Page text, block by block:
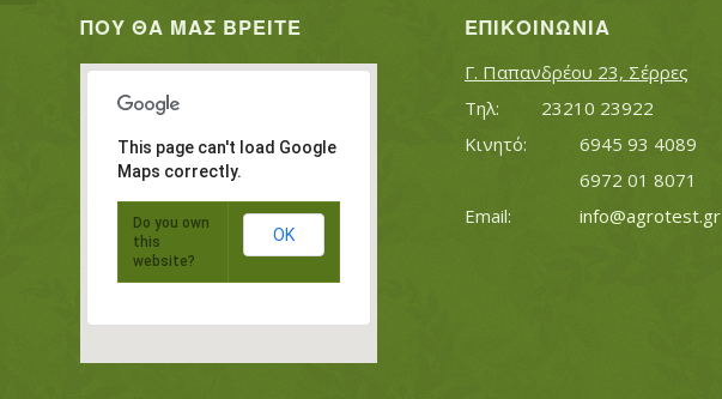
ΠΟΥ ΘΑ ΜΑΣ ΒΡΕΊΤΕ
This page can't load Google
Maps correctly.
Do you own
this
website?
OK
ΕΠΙΚΟΙΝΩΝΊΑ
Γ. Παπανδρέου 23, Σέρρες
Τηλ:		23210 23922
Κινητό:		6945 93 4089
			6972 01 8071
info@agrotest.gr